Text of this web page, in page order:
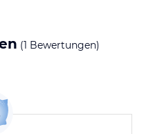
(1 Bewertungen)